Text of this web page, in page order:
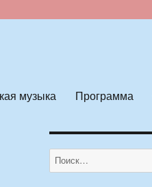
музыка Программа
Искать: